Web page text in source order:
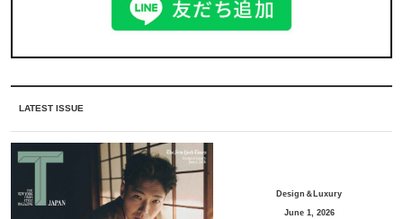
LATEST ISSUE
Design＆Luxury
June 1, 2026